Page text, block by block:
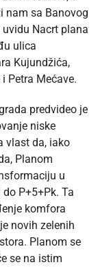
nam sa Banovog
uvidu Nacrt plana
ulica
Kujundžića,
Petra Mećave.
predvideo je
niske
vlast da, iako
Planom
u
P+5+Pk. Ta
komfora
novih zelenih
Planom se
se na istim